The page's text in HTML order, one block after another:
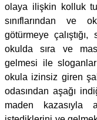
olaya ilişkin kolluk
sınıflarından ve
götürmeye
okulda sıra ve
gelmesi ile
okula izinsiz giren
odasından aşağı
maden kazasıyla